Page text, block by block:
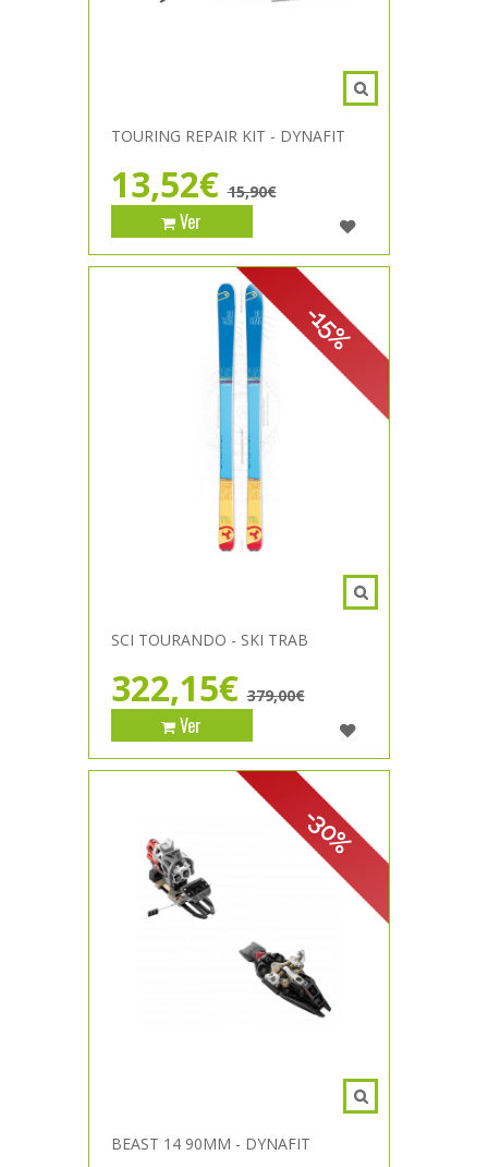
TOURING REPAIR KIT - DYNAFIT
13,52€ 15,90€
Ver
-15%
SCI TOURANDO - SKI TRAB
322,15€ 379,00€
Ver
-30%
BEAST 14 90MM - DYNAFIT